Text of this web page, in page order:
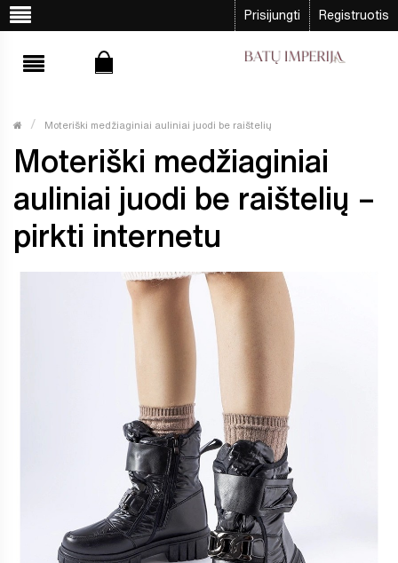
Prisijungti Registruotis
Moteriški medžiaginiai auliniai juodi be raištelių
Moteriški medžiaginiai
auliniai juodi be raištelių –
pirkti internetu